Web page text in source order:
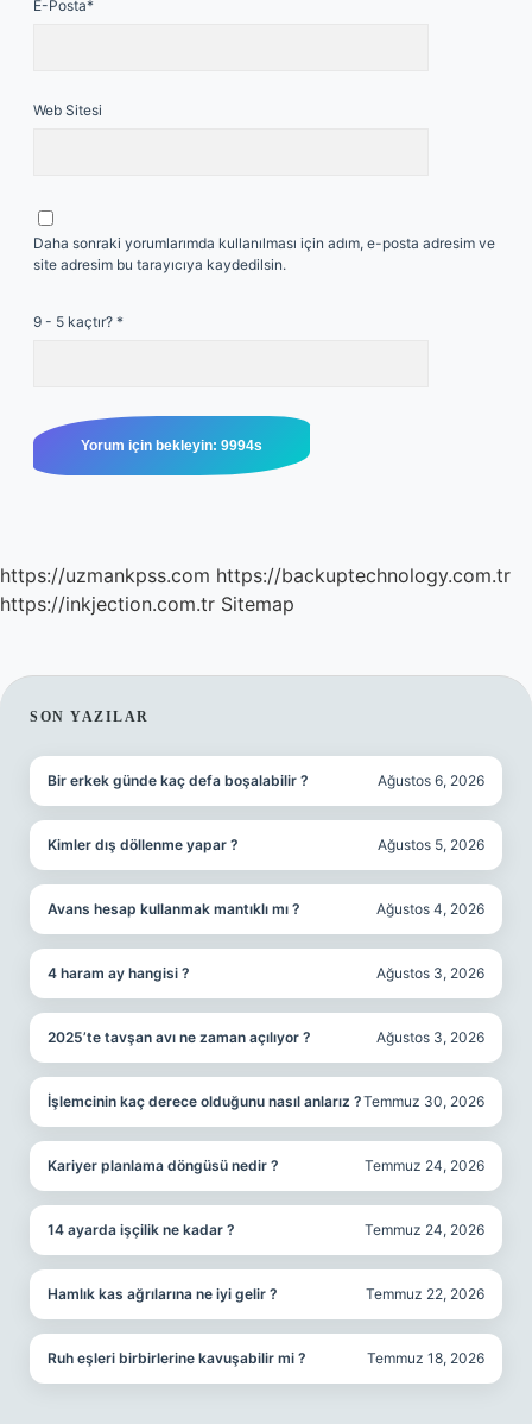
E-Posta*
Web Sitesi
Daha sonraki yorumlarımda kullanılması için adım, e-posta adresim ve
site adresim bu tarayıcıya kaydedilsin.
9 - 5 kaçtır? *
https://uzmankpss.com https://backuptechnology.com.tr
https://inkjection.com.tr Sitemap
SIDEBAR
SON YAZILAR
Bir erkek günde kaç defa boşalabilir ? Ağustos 6, 2026
Kimler dış döllenme yapar ? Ağustos 5, 2026
Avans hesap kullanmak mantıklı mı ? Ağustos 4, 2026
4 haram ay hangisi ? Ağustos 3, 2026
2025’te tavşan avı ne zaman açılıyor ? Ağustos 3, 2026
İşlemcinin kaç derece olduğunu nasıl anlarız ?Temmuz 30, 2026
Kariyer planlama döngüsü nedir ? Temmuz 24, 2026
14 ayarda işçilik ne kadar ? Temmuz 24, 2026
Hamlık kas ağrılarına ne iyi gelir ? Temmuz 22, 2026
Ruh eşleri birbirlerine kavuşabilir mi ? Temmuz 18, 2026